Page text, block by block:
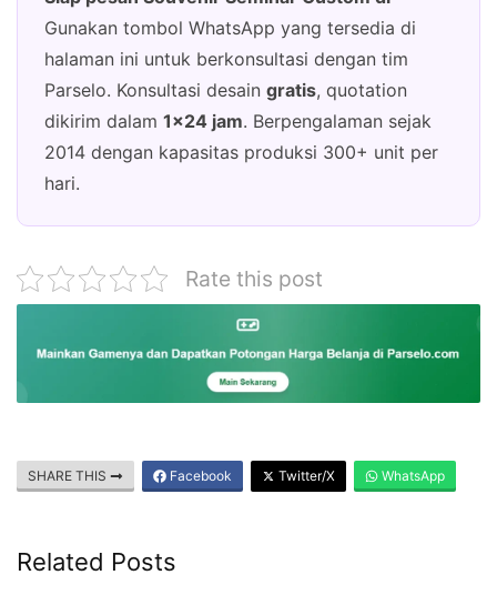
Gunakan tombol WhatsApp yang tersedia di
halaman ini untuk berkonsultasi dengan tim
Parselo. Konsultasi desain gratis, quotation
dikirim dalam 1×24 jam. Berpengalaman sejak
2014 dengan kapasitas produksi 300+ unit per
hari.
Rate this post
SHARE THIS Facebook Twitter/X WhatsApp
Related Posts